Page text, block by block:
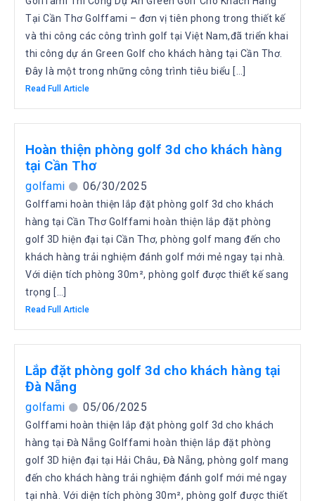
Tại Cần Thơ Golffami – đơn vị tiên phong trong thiết kế
và thi công các công trình golf tại Việt Nam,đã triển khai
thi công dự án Green Golf cho khách hàng tại Cần Thơ.
Đây là một trong những công trình tiêu biểu […]
Read Full Article
Hoàn thiện phòng golf 3d cho khách hàng
tại Cần Thơ
golfami 06/30/2025
Golffami hoàn thiện lắp đặt phòng golf 3d cho khách
hàng tại Cần Thơ Golffami hoàn thiện lắp đặt phòng
golf 3D hiện đại tại Cần Thơ, phòng golf mang đến cho
khách hàng trải nghiệm đánh golf mới mẻ ngay tại nhà.
Với diện tích phòng 30m², phòng golf được thiết kế sang
trọng […]
Read Full Article
Lắp đặt phòng golf 3d cho khách hàng tại
Đà Nẵng
golfami 05/06/2025
Golffami hoàn thiện lắp đặt phòng golf 3d cho khách
hàng tại Đà Nẵng Golffami hoàn thiện lắp đặt phòng
golf 3D hiện đại tại Hải Châu, Đà Nẵng, phòng golf mang
đến cho khách hàng trải nghiệm đánh golf mới mẻ ngay
tại nhà. Với diện tích phòng 30m², phòng golf được thiết